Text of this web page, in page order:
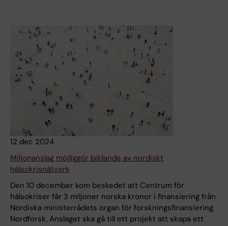
12 dec 2024
Miljonanslag möjliggör bildande av nordiskt
hälsokrisnätverk
Den 10 december kom beskedet att Centrum för
hälsokriser får 3 miljoner norska kronor i finansiering från
Nordiska ministerrådets organ för forskningsfinansiering,
Nordforsk. Anslaget ska gå till ett projekt att skapa ett